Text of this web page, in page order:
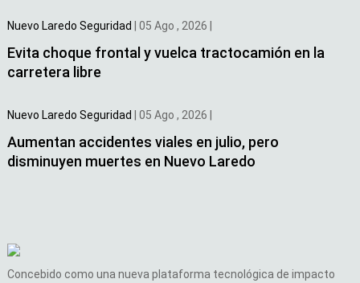
Nuevo Laredo Seguridad 05 Ago , 2026
Evita choque frontal y vuelca tractocamión en la
carretera libre
Nuevo Laredo Seguridad 05 Ago , 2026
Aumentan accidentes viales en julio, pero
disminuyen muertes en Nuevo Laredo
Concebido como una nueva plataforma tecnológica de impacto